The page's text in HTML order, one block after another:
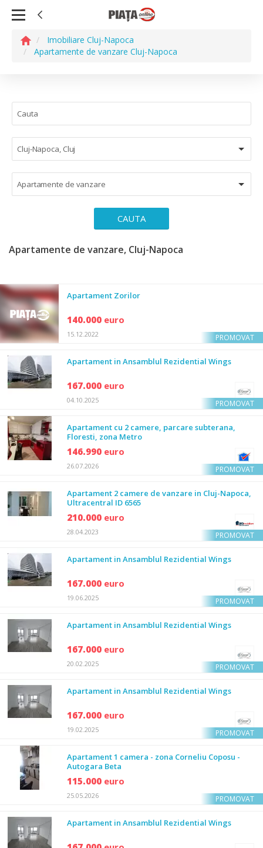
Imobiliare Cluj-Napoca
Apartamente de vanzare Cluj-Napoca
Cluj-Napoca, Cluj
Apartamente de vanzare
CAUTA
Apartamente de vanzare, Cluj-Napoca
Apartament Zorilor
140.000 euro
15.12.2022 PROMOVAT
Apartament in Ansamblul Rezidential Wings
167.000 euro
04.10.2025 PROMOVAT
Apartament cu 2 camere, parcare subterana,
Floresti, zona Metro
146.990 euro
26.07.2026 PROMOVAT
Apartament 2 camere de vanzare in Cluj-Napoca,
Ultracentral ID 6565
210.000 euro
28.04.2023 PROMOVAT
Apartament in Ansamblul Rezidential Wings
167.000 euro
19.06.2025 PROMOVAT
Apartament in Ansamblul Rezidential Wings
167.000 euro
20.02.2025 PROMOVAT
Apartament in Ansamblul Rezidential Wings
167.000 euro
19.02.2025 PROMOVAT
Apartament 1 camera - zona Corneliu Coposu -
Autogara Beta
115.000 euro
25.05.2026 PROMOVAT
Apartament in Ansamblul Rezidential Wings